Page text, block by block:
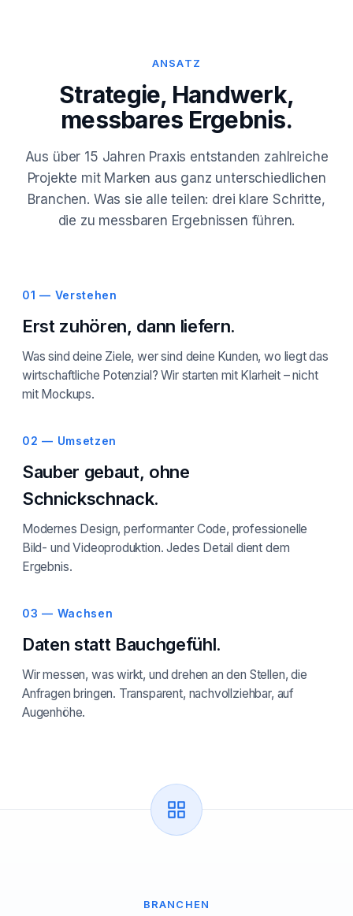
ANSATZ
Strategie, Handwerk,
messbares Ergebnis.
Aus über 15 Jahren Praxis entstanden zahlreiche
Projekte mit Marken aus ganz unterschiedlichen
Branchen. Was sie alle teilen: drei klare Schritte,
die zu messbaren Ergebnissen führen.
01 — Verstehen
Erst zuhören, dann liefern.
Was sind deine Ziele, wer sind deine Kunden, wo liegt das
wirtschaftliche Potenzial? Wir starten mit Klarheit – nicht
mit Mockups.
02 — Umsetzen
Sauber gebaut, ohne
Schnickschnack.
Modernes Design, performanter Code, professionelle
Bild- und Videoproduktion. Jedes Detail dient dem
Ergebnis.
03 — Wachsen
Daten statt Bauchgefühl.
Wir messen, was wirkt, und drehen an den Stellen, die
Anfragen bringen. Transparent, nachvollziehbar, auf
Augenhöhe.
BRANCHEN